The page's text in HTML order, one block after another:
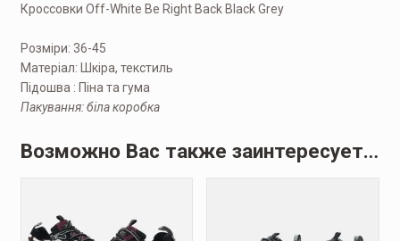
Кроссовки Off-White Be Right Back Black Grey
Розміри: 36-45
Матеріал: Шкіра, текстиль
Підошва : Піна та гума
Пакування: біла коробка
Возможно Вас также заинтересует…